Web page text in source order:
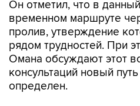
пролив, утверждение
рядом трудностей. При
Омана обсуждают этот
консультаций новый
определен.
Между тем, CNN